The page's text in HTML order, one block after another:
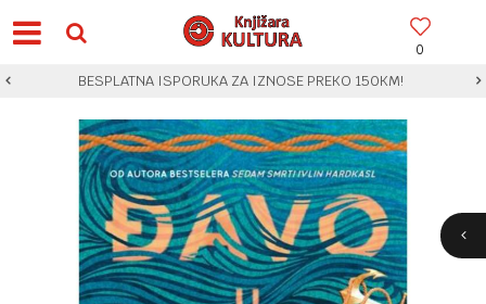
0
BESPLATNA ISPORUKA ZA IZNOSE PREKO 150KM!